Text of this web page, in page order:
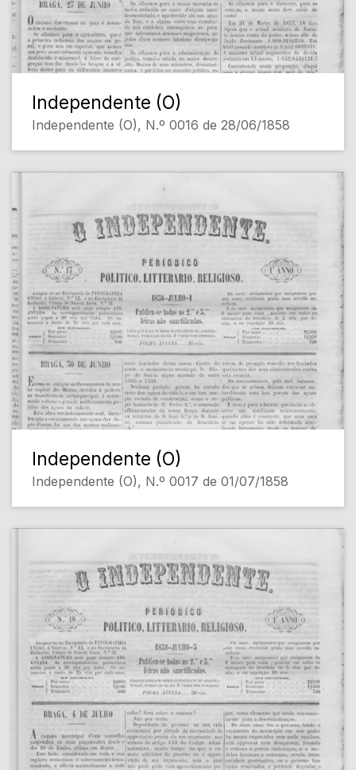
Independente (O)
Independente (O), N.º 0016 de 28/06/1858
Independente (O)
Independente (O), N.º 0017 de 01/07/1858